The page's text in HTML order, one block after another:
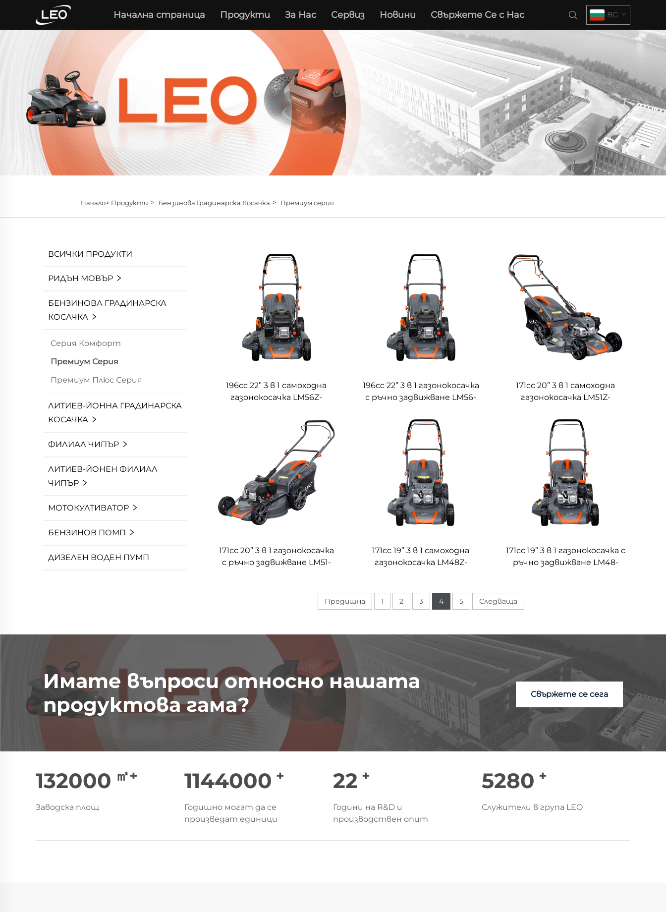
Начална страница Продукти За Нас Сервиз Новини Свържете Се с Нас BG
Начало> Продукти > Бензинова Градинарска Косачка > Премиум серия
ВСИЧКИ ПРОДУКТИ
РИДЪН МОВЪР
БЕНЗИНОВА ГРАДИНАРСКА
КОСАЧКА
Серия Комфорт
Премиум Серия
Премиум Плюс Серия
ЛИТИЕВ-ЙОННА ГРАДИНАРСКА
КОСАЧКА
ФИЛИАЛ ЧИПЪР
ЛИТИЕВ-ЙОНЕН ФИЛИАЛ
ЧИПЪР
МОТОКУЛТИВАТОР
БЕНЗИНОВ ПОМП
ДИЗЕЛЕН ВОДЕН ПУМП
196cc 22” 3 в 1 самоходна
газонокосачка LM56Z-
196cc 22” 3 в 1 газонокосачка
с ръчно задвижване LM56-
171cc 20” 3 в 1 самоходна
газонокосачка LM51Z-
171cc 20” 3 в 1 газонокосачка
с ръчно задвижване LM51-
171cc 19” 3 в 1 самоходна
газонокосачка LM48Z-
171cc 19” 3 в 1 газонокосачка с
ръчно задвижване LM48-
Предишна 1 2 3 4 5 Следваща
Имате въпроси относно нашата
продуктова гама?
Свържете се сега
150000 ㎡+
Заводска площ
1300000 +
Годишно могат да се
произведат единици
25 +
Години на R&D и
производствен опит
6000 +
Служители в група LEO